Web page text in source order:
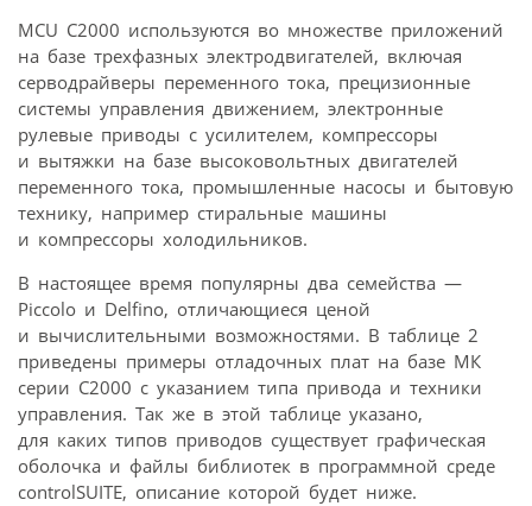
MCU C2000 используются во множестве приложений
на базе трехфазных электродвигателей, включая
серводрайверы переменного тока, прецизионные
системы управления движением, электронные
рулевые приводы с усилителем, компрессоры
и вытяжки на базе высоковольтных двигателей
переменного тока, промышленные насосы и бытовую
технику, например стиральные машины
и компрессоры холодильников.
В настоящее время популярны два семейства —
Piccolo и Delfino, отличающиеся ценой
и вычислительными возможностями. В таблице 2
приведены примеры отладочных плат на базе МК
серии С2000 с указанием типа привода и техники
управления. Так же в этой таблице указано,
для каких типов приводов существует графическая
оболочка и файлы библиотек в программной среде
controlSUITE, описание которой будет ниже.